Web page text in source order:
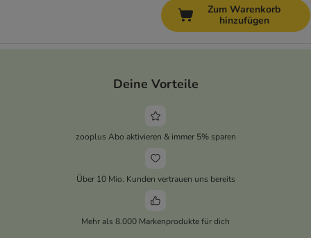
Zum Warenkorb
hinzufügen
Deine Vorteile
zooplus Abo aktivieren & immer 5% sparen
Über 10 Mio. Kunden vertrauen uns bereits
Mehr als 8.000 Markenprodukte für dich